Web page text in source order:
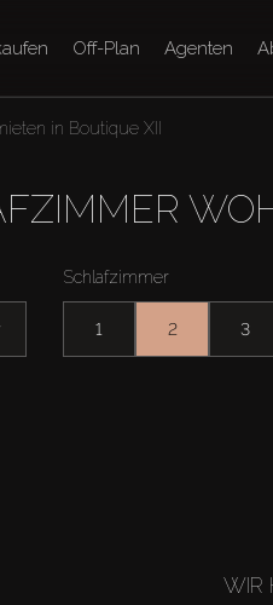
Off-Plan Agenten
in Boutique XII
Schlafzimmer
1 2 3
WIR